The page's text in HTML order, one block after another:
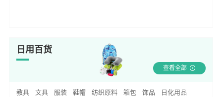
日用百货
查看全部
教具 文具 服装 鞋帽 纺织原料 箱包 饰品
日化用品